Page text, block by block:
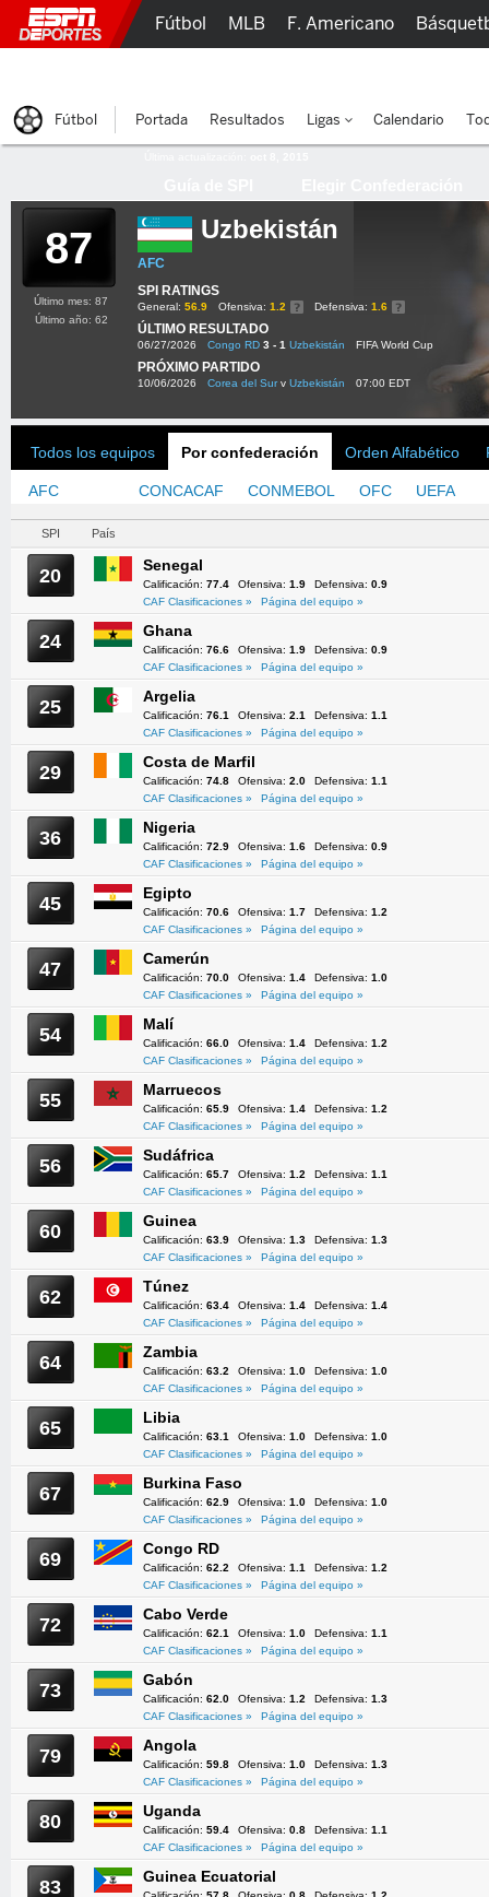
87 Uzbekistán
AFC
SPI RATINGS
General: 56.9 Ofensiva: 1.2 Defensiva: 1.6
ÚLTIMO RESULTADO
06/27/2026 Congo RD 3 - 1 Uzbekistán FIFA World Cup
PRÓXIMO PARTIDO
10/06/2026 Corea del Surv Uzbekistán 07:00 EDT
Último mes: 87
Último año: 62
Todos los equipos Por confederación Orden Alfabético
AFC CONCACAF CONMEBOL OFC UEFA
SPI País
20 Senegal
Calificación: 77.4 Ofensiva: 1.9 Defensiva: 0.9
CAF Clasificaciones »
Página del equipo »
24 Ghana
Calificación: 76.6 Ofensiva: 1.9 Defensiva: 0.9
CAF Clasificaciones »
Página del equipo »
25 Argelia
Calificación: 76.1 Ofensiva: 2.1 Defensiva: 1.1
CAF Clasificaciones »
Página del equipo »
29 Costa de Marfil
Calificación: 74.8 Ofensiva: 2.0 Defensiva: 1.1
CAF Clasificaciones »
Página del equipo »
36 Nigeria
Calificación: 72.9 Ofensiva: 1.6 Defensiva: 0.9
CAF Clasificaciones »
Página del equipo »
45 Egipto
Calificación: 70.6 Ofensiva: 1.7 Defensiva: 1.2
CAF Clasificaciones »
Página del equipo »
47 Camerún
Calificación: 70.0 Ofensiva: 1.4 Defensiva: 1.0
CAF Clasificaciones »
Página del equipo »
54 Malí
Calificación: 66.0 Ofensiva: 1.4 Defensiva: 1.2
CAF Clasificaciones »
Página del equipo »
55 Marruecos
Calificación: 65.9 Ofensiva: 1.4 Defensiva: 1.2
CAF Clasificaciones »
Página del equipo »
56 Sudáfrica
Calificación: 65.7 Ofensiva: 1.2 Defensiva: 1.1
CAF Clasificaciones »
Página del equipo »
60 Guinea
Calificación: 63.9 Ofensiva: 1.3 Defensiva: 1.3
CAF Clasificaciones »
Página del equipo »
62 Túnez
Calificación: 63.4 Ofensiva: 1.4 Defensiva: 1.4
CAF Clasificaciones »
Página del equipo »
64 Zambia
Calificación: 63.2 Ofensiva: 1.0 Defensiva: 1.0
CAF Clasificaciones »
Página del equipo »
65 Libia
Calificación: 63.1 Ofensiva: 1.0 Defensiva: 1.0
CAF Clasificaciones »
Página del equipo »
67 Burkina Faso
Calificación: 62.9 Ofensiva: 1.0 Defensiva: 1.0
CAF Clasificaciones »
Página del equipo »
69 Congo RD
Calificación: 62.2 Ofensiva: 1.1 Defensiva: 1.2
CAF Clasificaciones »
Página del equipo »
72 Cabo Verde
Calificación: 62.1 Ofensiva: 1.0 Defensiva: 1.1
CAF Clasificaciones »
Página del equipo »
73 Gabón
Calificación: 62.0 Ofensiva: 1.2 Defensiva: 1.3
CAF Clasificaciones »
Página del equipo »
79 Angola
Calificación: 59.8 Ofensiva: 1.0 Defensiva: 1.3
CAF Clasificaciones »
Página del equipo »
80 Uganda
Calificación: 59.4 Ofensiva: 0.8 Defensiva: 1.1
CAF Clasificaciones »
Página del equipo »
83 Guinea Ecuatorial
Fútbol MLB F. Americano
Fútbol Portada Resultados Ligas Calendario